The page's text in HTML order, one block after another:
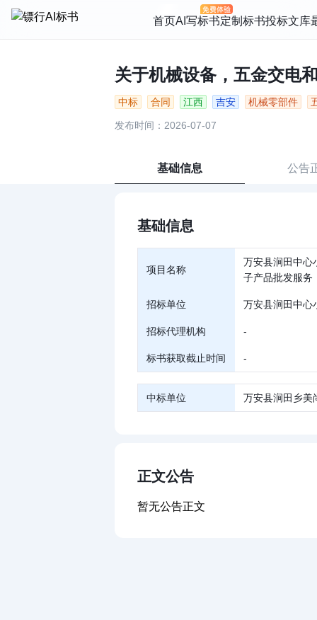
首页AI写标书定制标书投标文库
关于机械设备，五金交电
中标 合同 江西 吉安 机械零部件
发布时间：2026-07-07
基础信息 公告
基础信息
项目名称
万安县涧田中心
子产品批发服务
招标单位 万安县涧田中心
招标代理机构 -
标书获取截止时间 -
中标单位 万安县涧田乡美
正文公告
暂无公告正文